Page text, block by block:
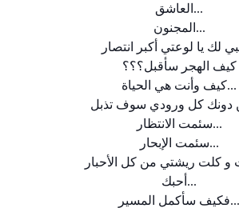
العاشق ...
المجنون ...
لك يا لوعتي أكبر انتصار
كيف الهجر سأقبل؟؟؟
كيف وأنت هي الحياة...
دونك كل ورودي سوف تذبل
سئمت الانتظار...
سئمت الإبحار...
و كلت ريشتي من كل الأحبار
أحبك ...
فكيف سأكمل المسير...